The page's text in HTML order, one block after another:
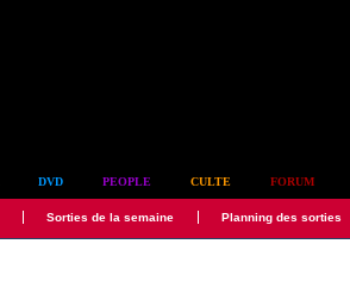
DVD PEOPLE CULTE FORUM
Sorties de la semaine Planning des sorties